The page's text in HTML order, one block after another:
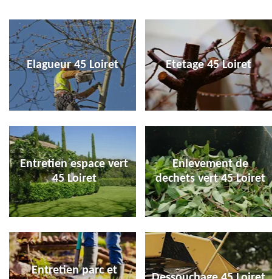
Elagueur 45 Loiret Etetage 45 Loiret
Entretien espace vert
45 Loiret
Enlevement de
dechets vert 45 Loiret
Entretien parc et